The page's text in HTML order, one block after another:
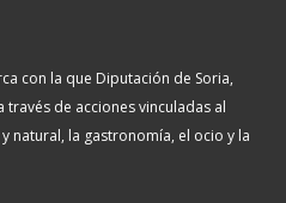
con la que Diputación de Soria,
de acciones vinculadas al
natural, la gastronomía, el ocio y la